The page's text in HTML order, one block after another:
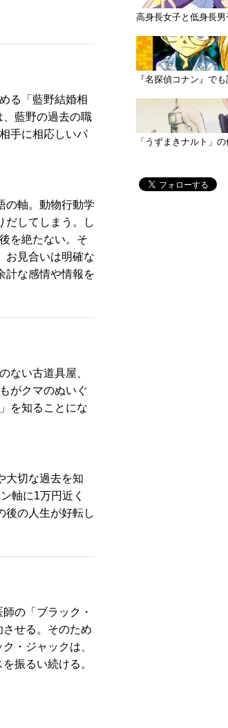
る「藍野結婚相
藍野の過去の職
手に相応しいパ
の軸。動物行動学
だしてしまう。し
を絶たない。そ
お見合いは明確な
計な感情や情報を
ない古道具屋、
がクマのぬいぐ
を知ることにな
大切な過去を知
軸に1万円近く
後の人生が好転し
の「ブラック・
せる。そのため
・ジャックは、
振るい続ける。
高身長女子と低身長
『名探偵コナン』で
「うずまきナルト」